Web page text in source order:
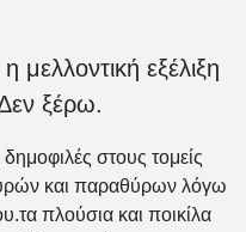
μελλοντική εξέλιξη
ξέρω.
στους τομείς
και παραθύρων λόγω
πλούσια και ποικίλα